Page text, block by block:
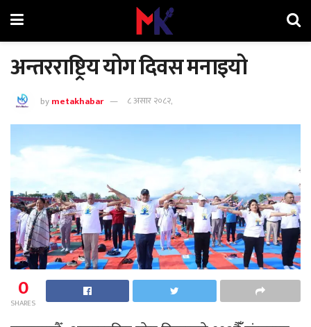
अन्तरराष्ट्रिय योग दिवस मनाइयो
bymetakhabar ८ असार २०८२,
0
SHARES